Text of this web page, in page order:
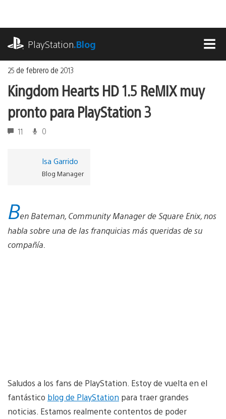
contenido
PlayStation.Blog
25 de febrero de 2013
Kingdom Hearts HD 1.5 ReMIX muy
pronto para PlayStation 3
11 0
Isa Garrido
Blog Manager
Ben Bateman, Community Manager de Square Enix, nos
habla sobre una de las franquicias más queridas de su
compañía.
Saludos a los fans de PlayStation. Estoy de vuelta en el
fantástico blog de PlayStation para traer grandes
noticias. Estamos realmente contentos de poder